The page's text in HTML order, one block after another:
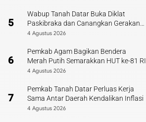
5
Wabup Tanah Datar Buka Diklat
Paskibraka dan Canangkan Gerakan
Bendera
4 Agustus 2026
6
Pemkab Agam Bagikan Bendera
Merah Putih Semarakkan HUT ke-81 RI
4 Agustus 2026
7
Pemkab Tanah Datar Perluas Kerja
Sama Antar Daerah Kendalikan Inflasi
4 Agustus 2026